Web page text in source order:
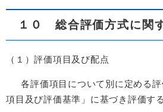
１０ 総合評価方式に関
（１）評価項目及び配点
各評価項目について別に定める評
項目及び評価基準」に基づき評価する